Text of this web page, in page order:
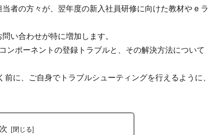
者の方々が、翌年度の新入社員研修に向けた教材や e ラ
い合わせが特に増加します。
ポーネントの登録トラブルと、その解決方法について
に、ご自身でトラブルシューティングを行えるように、